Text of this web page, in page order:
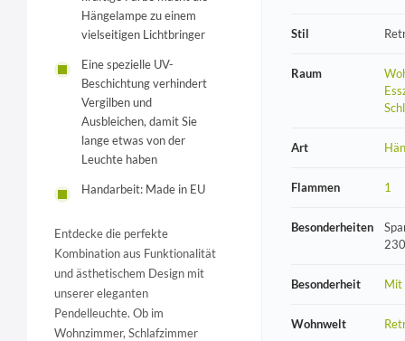
Hängelampe zu einem
vielseitigen Lichtbringer
Eine spezielle UV-
Beschichtung verhindert
Vergilben und
Ausbleichen, damit Sie
lange etwas von der
Leuchte haben
Handarbeit: Made in EU
Entdecke die perfekte
Kombination aus Funktionalität
und ästhetischem Design mit
unserer eleganten
Pendelleuchte. Ob im
Wohnzimmer, Schlafzimmer
Stil
Raum
Art
Flammen 1
Besonderheiten
Besonderheit Mit
Wohnwelt